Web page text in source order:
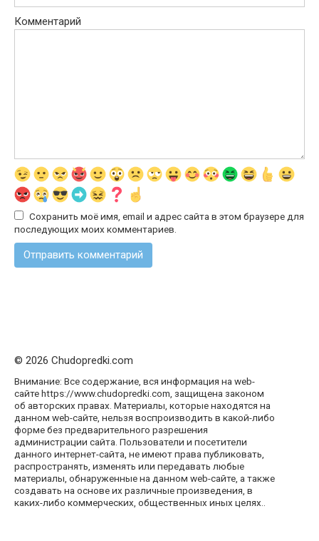
Комментарий
Сохранить моё имя, email и адрес сайта в этом браузере для
последующих моих комментариев.
© 2026 Chudopredki.com
Внимание: Все содержание, вся информация на web-
сайте https://www.chudopredki.com, защищена законом
об авторских правах. Материалы, которые находятся на
данном web-сайте, нельзя воспроизводить в какой-либо
форме без предварительного разрешения
администрации сайта. Пользователи и посетители
данного интернет-сайта, не имеют права публиковать,
распространять, изменять или передавать любые
материалы, обнаруженные на данном web-сайте, а также
создавать на основе их различные произведения, в
каких-либо коммерческих, общественных иных целях..